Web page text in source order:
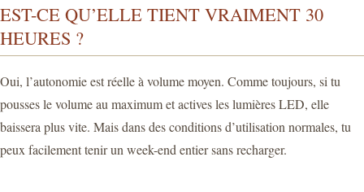
EST-CE QU’ELLE TIENT VRAIMENT 30
HEURES ?
Oui, l’autonomie est réelle à volume moyen. Comme toujours, si tu
pousses le volume au maximum et actives les lumières LED, elle
baissera plus vite. Mais dans des conditions d’utilisation normales, tu
peux facilement tenir un week-end entier sans recharger.